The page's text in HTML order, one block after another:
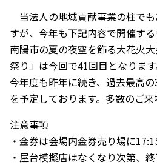
当法人の地域貢献事業の柱で
すが、今年も下記内容で開催する
南陽市の夏の夜空を飾る大花火
祭り」は今回で41回目となります
今年度も昨年に続き、過去最高
を予定しております。多数のご来
注意事項
・金券は会場内金券売り場に
・屋台模擬店はなくなり次第、